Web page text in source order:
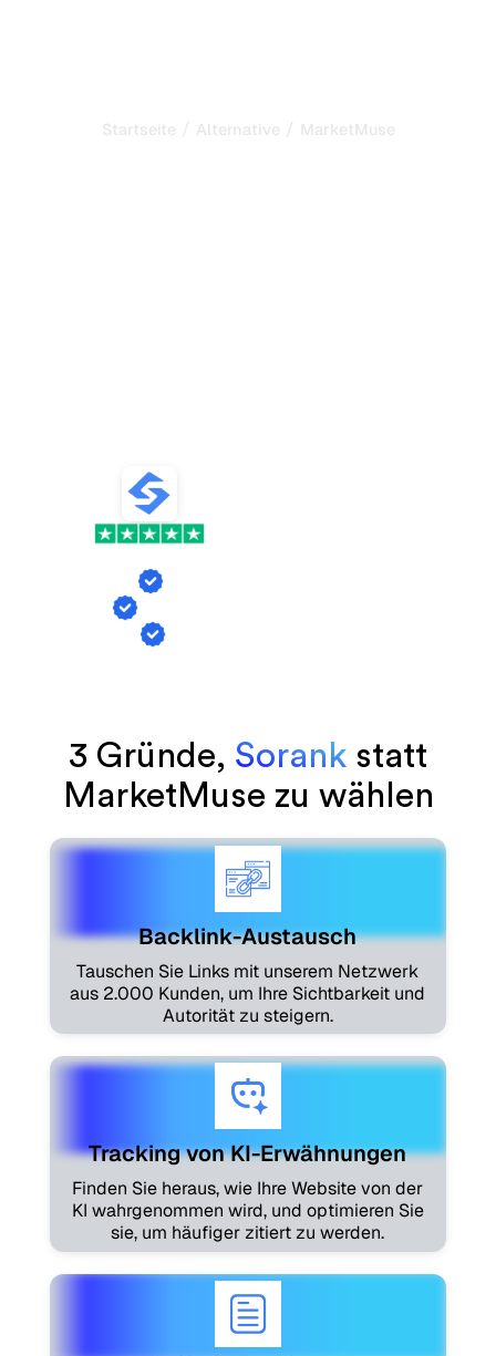
Startseite / Alternative / MarketMuse
Backlink-Austausch
3 Gründe, Sorank statt
MarketMuse zu wählen
Backlink-Austausch
Tauschen Sie Links mit unserem Netzwerk
aus 2.000 Kunden, um Ihre Sichtbarkeit und
Autorität zu steigern.
Tracking von KI-Erwähnungen
Finden Sie heraus, wie Ihre Website von der
KI wahrgenommen wird, und optimieren Sie
sie, um häufiger zitiert zu werden.